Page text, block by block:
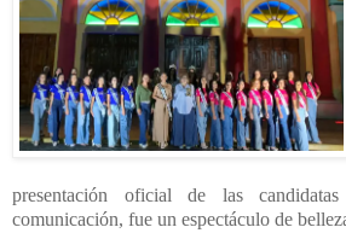
presentación oficial de las
comunicación, fue un espectáculo de